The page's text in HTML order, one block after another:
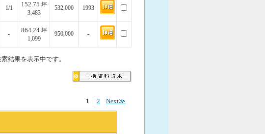
1/1
152.75 坪
3,483
532,000 1993
-
864.24坪
1,099
950,000 -
結果を表示中です。
1 2 Next≫